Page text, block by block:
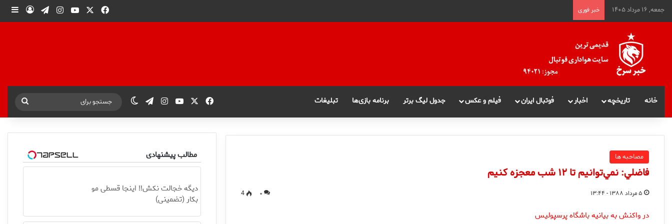
جمعه, ۱۶ مرداد ۱۴۰۵ خبر فوری فیس بوکیوتیوباینستاگرام
تلگرامورود
خانه تاریخچه اخبار فوتبال ایران فیلم و عکس جدول لیگ برتر برنامه بازی‌ها تبلیغات فیس بوکیوتیوباینستاگرام
تلگرامتغییر پوسته
جستجو
برای
مصاحبه ها
فاضلي: نمي‌توانيم تا ۱۲ شب معجزه كنيم
۵ مرداد ۱۳۸۸ - ۱۳:۴۴ ۰ 4
در واکنش به بیانیه باشگاه پرسپولیس
مطالب پیشنهادی
دیگه خجالت نکش‼️ اینجا قسطی مو
بکار (تضمینی)